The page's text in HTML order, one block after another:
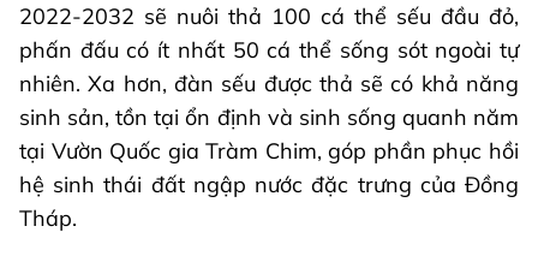
2022-2032 sẽ nuôi thả 100 cá thể sếu đầu đỏ,
phấn đấu có ít nhất 50 cá thể sống sót ngoài tự
nhiên. Xa hơn, đàn sếu được thả sẽ có khả năng
sinh sản, tồn tại ổn định và sinh sống quanh năm
tại Vườn Quốc gia Tràm Chim, góp phần phục hồi
hệ sinh thái đất ngập nước đặc trưng của Đồng
Tháp.